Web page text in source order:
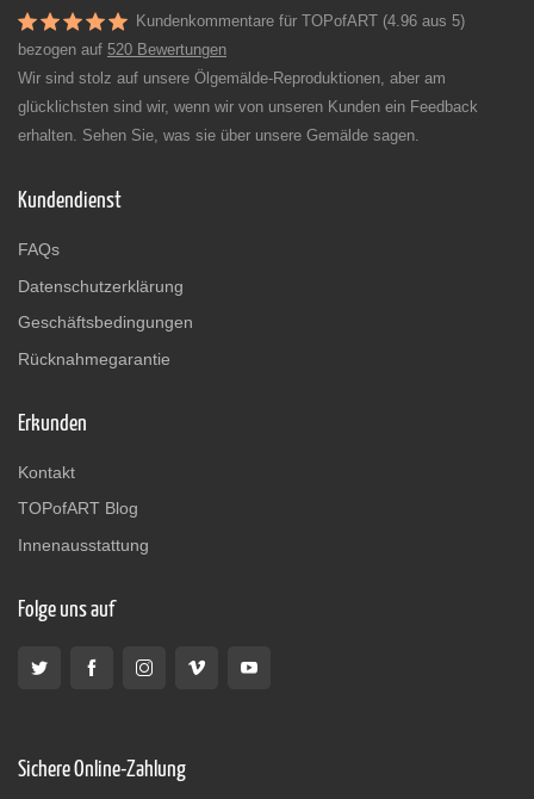
Kundenkommentare für TOPofART (4.96 aus 5)
bezogen auf 520 Bewertungen
Wir sind stolz auf unsere Ölgemälde-Reproduktionen, aber am
glücklichsten sind wir, wenn wir von unseren Kunden ein Feedback
erhalten. Sehen Sie, was sie über unsere Gemälde sagen.
Kundendienst
FAQs
Datenschutzerklärung
Geschäftsbedingungen
Rücknahmegarantie
Erkunden
Kontakt
TOPofART Blog
Innenausstattung
Folge uns auf
Sichere Online-Zahlung